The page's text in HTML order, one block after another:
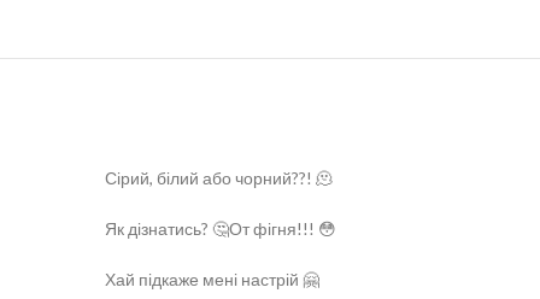
Сірий, білий або чорний??! 🫠
Як дізнатись? 🤔От фігня!!! 😳
Хай підкаже мені настрій 🤗